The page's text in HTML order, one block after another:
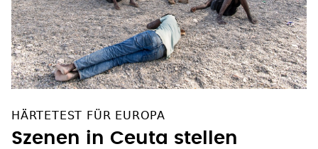
HÄRTETEST FÜR EUROPA
Szenen in Ceuta stellen